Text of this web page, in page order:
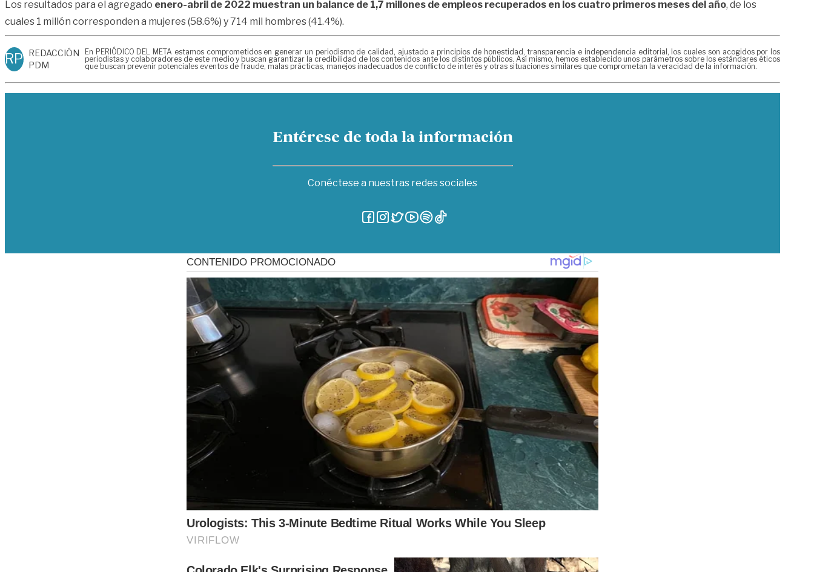
Los resultados para el agregado enero-abril de 2022 muestran un balance de 1,7 millones de empleos recuperados en los cuatro primeros meses del año, de los
cuales 1 millón corresponden a mujeres (58.6%) y 714 mil hombres (41.4%).
RP REDACCIÓN
PDM
En PERIÓDICO DEL META estamos comprometidos en generar un periodismo de calidad, ajustado a principios de honestidad, transparencia e independencia editorial, los cuales son acogidos por los
periodistas y colaboradores de este medio y buscan garantizar la credibilidad de los contenidos ante los distintos públicos. Así mismo, hemos establecido unos parámetros sobre los estándares éticos
que buscan prevenir potenciales eventos de fraude, malas prácticas, manejos inadecuados de conflicto de interés y otras situaciones similares que comprometan la veracidad de la información.
Entérese de toda la información
Conéctese a nuestras redes sociales